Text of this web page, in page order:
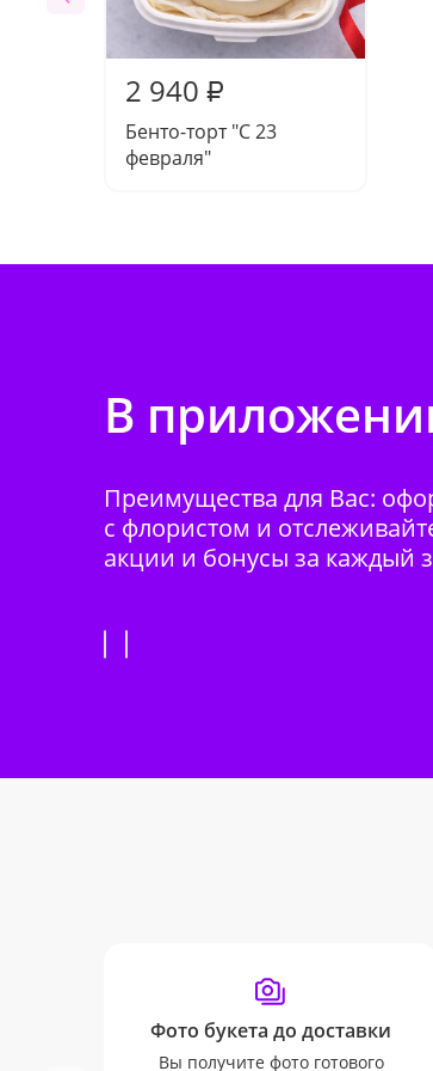
2 940 ₽
Бенто-торт "С 23
февраля"
В
Преимущества для Вас:
с флористом и
акции и бонусы за каждый
Фото букета до доставки
Вы получите фото готового